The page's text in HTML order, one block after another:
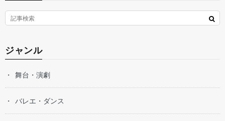
ジャンル
舞台・演劇
バレエ・ダンス